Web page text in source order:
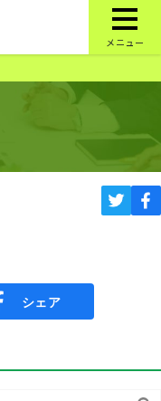
メニュー